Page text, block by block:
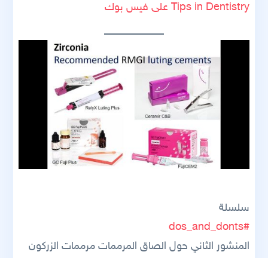
Tips in Dentistry على فيس بوك
سلسلة
#
dos_and_donts
المنشور الثاني حول الصاق المرممات مرممات الزركون